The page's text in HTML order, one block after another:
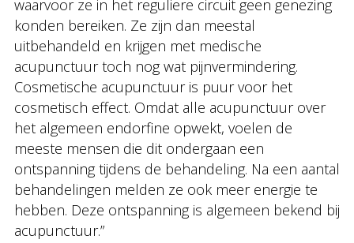
waarvoor ze in het reguliere circuit geen genezing
konden bereiken. Ze zijn dan meestal
uitbehandeld en krijgen met medische
acupunctuur toch nog wat pijnvermindering.
Cosmetische acupunctuur is puur voor het
cosmetisch effect. Omdat alle acupunctuur over
het algemeen endorfine opwekt, voelen de
meeste mensen die dit ondergaan een
ontspanning tijdens de behandeling. Na een aantal
behandelingen melden ze ook meer energie te
hebben. Deze ontspanning is algemeen bekend bij
acupunctuur.”